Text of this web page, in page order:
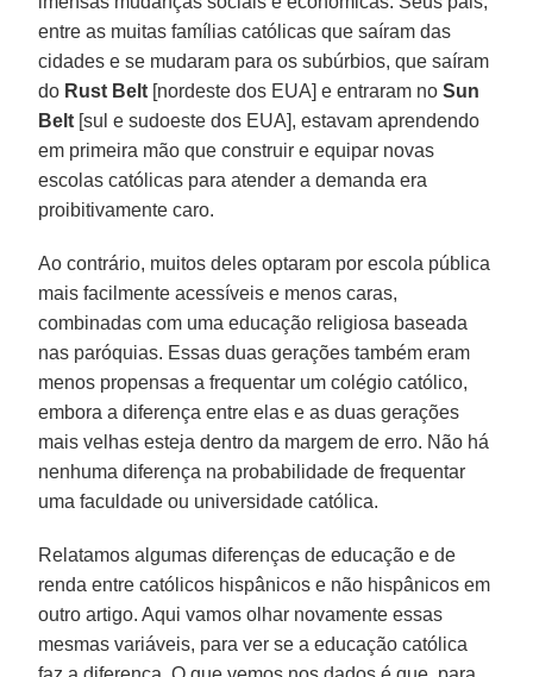
entre as muitas famílias católicas que saíram das
cidades e se mudaram para os subúrbios, que saíram
do Rust Belt [nordeste dos EUA] e entraram noSun
Belt [sul e sudoeste dos EUA], estavam aprendendo
em primeira mão que construir e equipar novas
escolas católicas para atender a demanda era
proibitivamente caro.
Ao contrário, muitos deles optaram por escola pública
mais facilmente acessíveis e menos caras,
combinadas com uma educação religiosa baseada
nas paróquias. Essas duas gerações também eram
menos propensas a frequentar um colégio católico,
embora a diferença entre elas e as duas gerações
mais velhas esteja dentro da margem de erro. Não há
nenhuma diferença na probabilidade de frequentar
uma faculdade ou universidade católica.
Relatamos algumas diferenças de educação e de
renda entre católicos hispânicos e não hispânicos em
outro artigo. Aqui vamos olhar novamente essas
mesmas variáveis, para ver se a educação católica